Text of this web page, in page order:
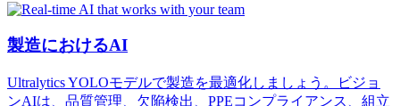
製造におけるAI
Ultralytics YOLOモデルで製造を最適化しましょう。ビジョ
ンAIは、品質管理、欠陥検出、PPEコンプライアンス、組立